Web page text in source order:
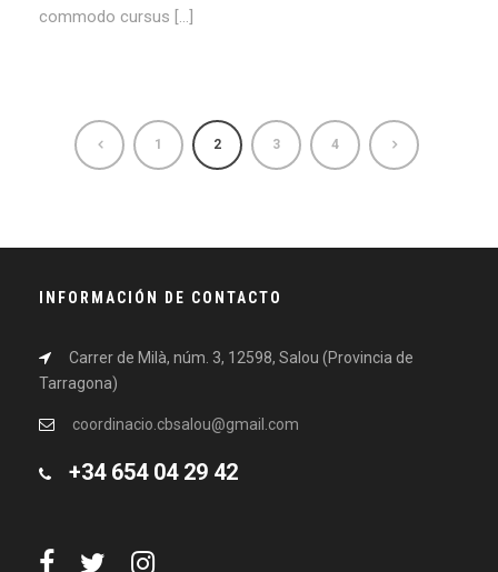
commodo cursus […]
1 2 3 4
INFORMACIÓN DE CONTACTO
Carrer de Milà, núm. 3, 12598, Salou (Provincia de
Tarragona)
coordinacio.cbsalou@gmail.com
+34 654 04 29 42